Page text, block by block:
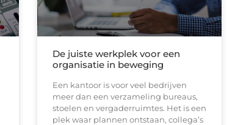
De juiste werkplek voor een
organisatie in beweging
Een kantoor is voor veel bedrijven
meer dan een verzameling bureaus,
stoelen en vergaderruimtes. Het is een
plek waar plannen ontstaan, collega’s